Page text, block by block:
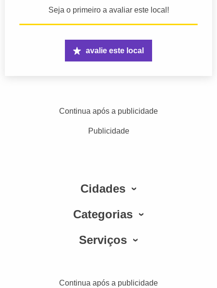
Seja o primeiro a avaliar este local!
avalie este local
Continua após a publicidade
Publicidade
Cidades
Categorias
Serviços
Continua após a publicidade